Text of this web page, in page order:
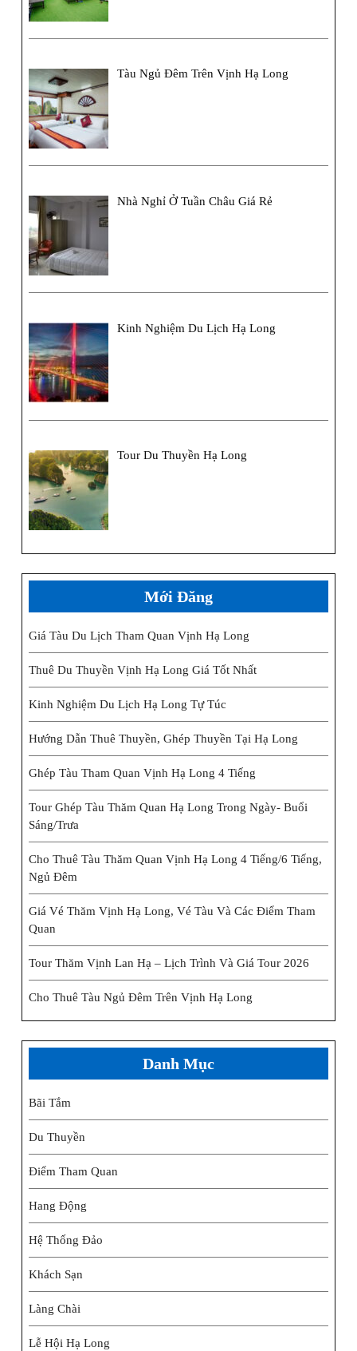
Tàu Ngủ Đêm Trên Vịnh Hạ Long
Nhà Nghỉ Ở Tuần Châu Giá Rẻ
Kinh Nghiệm Du Lịch Hạ Long
Tour Du Thuyền Hạ Long
Mới Đăng
Giá Tàu Du Lịch Tham Quan Vịnh Hạ Long
Thuê Du Thuyền Vịnh Hạ Long Giá Tốt Nhất
Kinh Nghiệm Du Lịch Hạ Long Tự Túc
Hướng Dẫn Thuê Thuyền, Ghép Thuyền Tại Hạ Long
Ghép Tàu Tham Quan Vịnh Hạ Long 4 Tiếng
Tour Ghép Tàu Thăm Quan Hạ Long Trong Ngày- Buổi
Sáng/trưa
Cho Thuê Tàu Thăm Quan Vịnh Hạ Long 4 Tiếng/6 Tiếng,
Ngủ Đêm
Giá Vé Thăm Vịnh Hạ Long, Vé Tàu Và Các Điểm Tham
Quan
Tour Thăm Vịnh Lan Hạ – Lịch Trình Và Giá Tour 2026
Cho Thuê Tàu Ngủ Đêm Trên Vịnh Hạ Long
Danh Mục
Bãi Tắm
Du Thuyền
Điểm Tham Quan
Hang Động
Hệ Thống Đảo
Khách Sạn
Làng Chài
Lễ Hội Hạ Long